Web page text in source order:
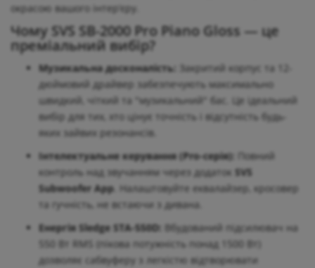
окрасою вашого інтер’єру.
Чому SVS SB-2000 Pro Piano Gloss — це
преміальний вибір?
Музикальна досконалість: Закритий корпус та 12-
дюймовий драйвер забезпечують максимально
швидкий, чіткий та "музикальний" бас. Це ідеальний
вибір для тих, хто цінує точність і відсутність будь-
яких зайвих резонансів.
Інтелектуальне керування (Pro-серія):
Повний
контроль над звучанням через додаток SVS
Subwoofer App . Налаштовуйте еквалайзер, кросовер
та гучність, не встаючи з дивана.
Енергія Sledge STA-550D: Вбудований підсилювач на
550 Вт RMS (пікова потужність понад 1500 Вт)
дозволяє сабвуферу з легкістю відтворювати